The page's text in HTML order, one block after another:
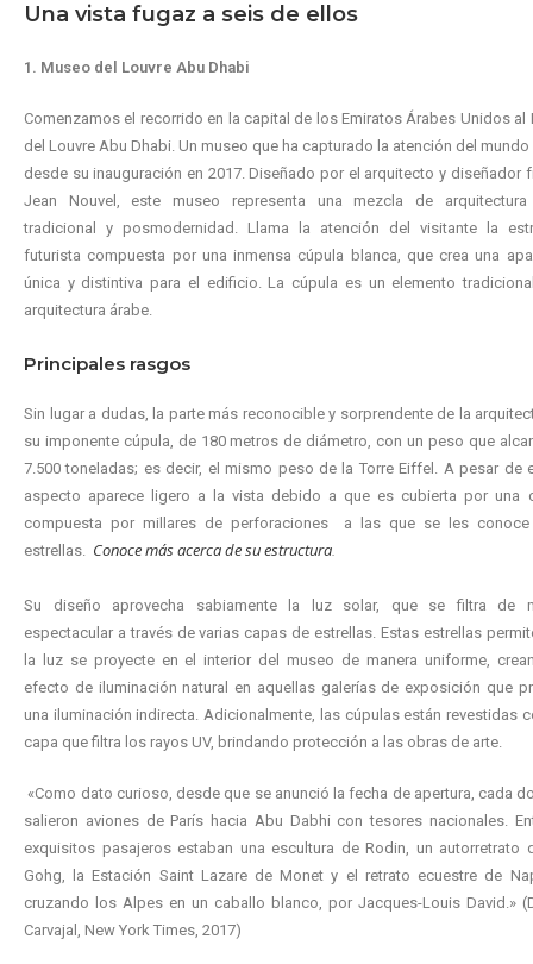
Una vista fugaz a seis de ellos
1. Museo del Louvre Abu Dhabi
Comenzamos el recorrido en la capital de los Emiratos Árabes Unidos al
del Louvre Abu Dhabi. Un museo que ha capturado la atención del
desde su inauguración en 2017. Diseñado por el arquitecto y diseñador
Jean Nouvel, este museo representa una mezcla de arquitectura
tradicional y posmodernidad. Llama la atención del visitante la
futurista compuesta por una inmensa cúpula blanca, que crea una
única y distintiva para el edificio. La cúpula es un elemento
arquitectura árabe.
Principales rasgos
Sin lugar a dudas, la parte más reconocible y sorprendente de la
su imponente cúpula, de 180 metros de diámetro, con un peso que
7.500 toneladas; es decir, el mismo peso de la Torre Eiffel. A pesar de
aspecto aparece ligero a la vista debido a que es cubierta por una
compuesta por millares de perforaciones
a las que se les
estrellas. Conoce más acerca de su estructura.
Su diseño aprovecha sabiamente la luz solar, que se filtra de
espectacular a través de varias capas de estrellas. Estas estrellas
la luz se proyecte en el interior del museo de manera uniforme,
efecto de iluminación natural en aquellas galerías de exposición que
una iluminación indirecta. Adicionalmente, las cúpulas están revestidas
capa que filtra los rayos UV, brindando protección a las obras de arte.
«Como dato curioso, desde que se anunció la fecha de apertura, cada
salieron aviones de París hacia Abu Dabhi con tesores nacionales.
exquisitos pasajeros estaban una escultura de Rodin, un autorretrato
Gohg, la Estación Saint Lazare de Monet y el retrato ecuestre de
cruzando los Alpes en un caballo blanco, por Jacques-Louis David.»
Carvajal, New York Times, 2017)